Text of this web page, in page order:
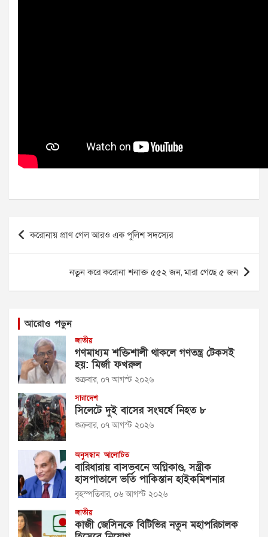
Post
navigation
করোনায় প্রাণ গেল আরও এক পুলিশ সদস্যের
নতুন করে করোনা শনাক্ত ৫৫২ জন, মারা গেছে ৫ জন
আরোও পড়ুন
জাতীয়
গণমাধ্যম শক্তিশালী থাকলে গণতন্ত্র টেকসই
হয়: মির্জা ফখরুল
শুক্রবার, ০৭ আগস্ট ২০২৬
সারাদেশ
সিলেটে দুই বাসের সংঘর্ষে নিহত ৮
শুক্রবার, ০৭ আগস্ট ২০২৬
অনুসন্ধান আলোচিত
বারিধারায় বাসভবনে অগ্নিকাণ্ড, সস্ত্রীক
হাসপাতালে ভর্তি পাকিস্তান হাইকমিশনার
বৃহস্পতিবার, ০৬ আগস্ট ২০২৬
জাতীয়
কাজী জেসিনকে বিটিভির নতুন মহাপরিচালক